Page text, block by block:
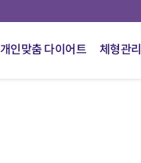
개인맞춤 다이어트 체형관리